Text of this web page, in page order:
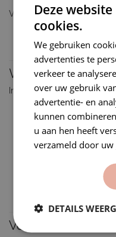
Voor langdurige hechting:
vermijd spanning op
werk rustig en
Waar kan je
Interieur wrapfolie is
keukenkastjes
tafels
deuren
meubels
Veelgemaakte
Deze
cookies.
We gebruiken
advertenties te
verkeer te
over uw gebruik
advertentie- en
kunnen
u aan hen heeft
verzameld door
DETAILS